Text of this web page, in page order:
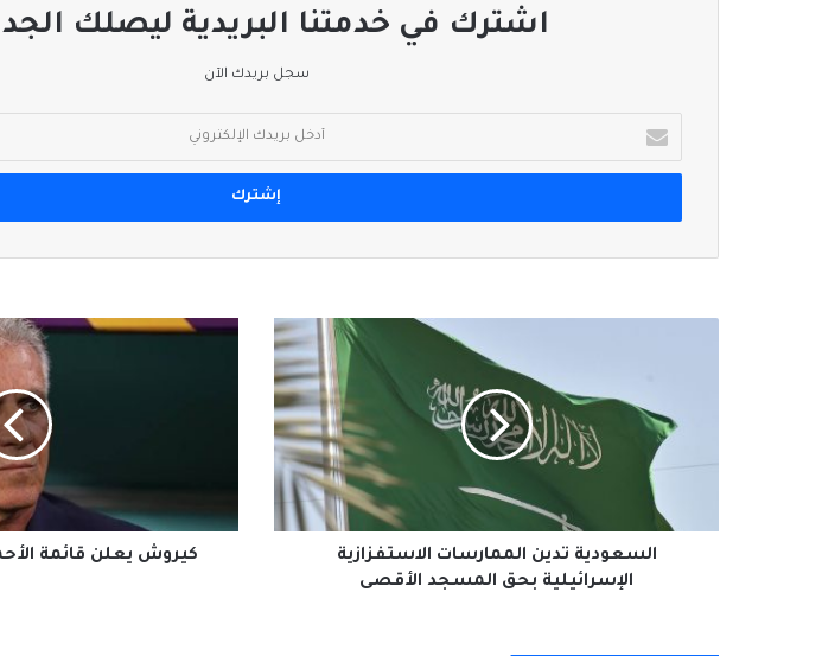
اشترك في خدمتنا البريدية ليصلك
سجل بريدك الآن
بريدك
الإلكتروني
الإسرائيلية
السعودية تدين الممارسات الاستفزازية
الإسرائيلية بحق المسجد الأقصى
كيروش
كيروش يعلن قائمة